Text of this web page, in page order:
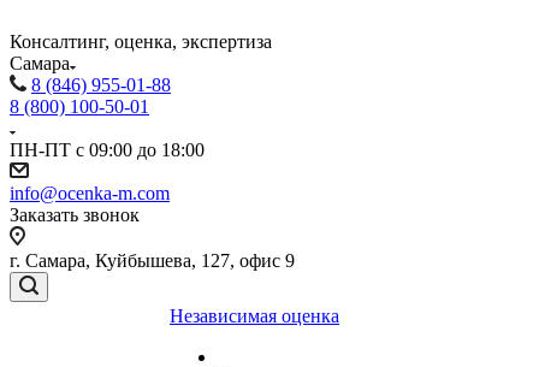
Консалтинг, оценка, экспертиза
Самара
8 (846) 955-01-88
8 (800) 100-50-01
ПН-ПТ с 09:00 до 18:00
info@ocenka-m.com
Заказать звонок
г. Самара, Куйбышева, 127, офис 9
Независимая оценка